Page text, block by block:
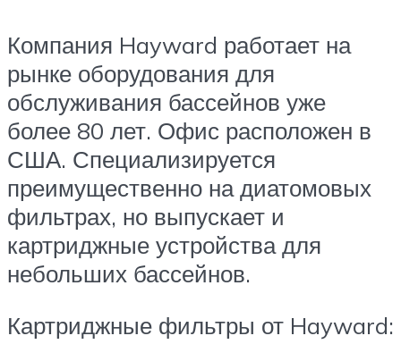
Компания Hayward работает на
рынке оборудования для
обслуживания бассейнов уже
более 80 лет. Офис расположен в
США. Специализируется
преимущественно на диатомовых
фильтрах, но выпускает и
картриджные устройства для
небольших бассейнов.
Картриджные фильтры от Hayward: